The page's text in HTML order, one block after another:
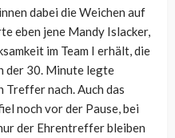
dabei die Weichen auf
eben jene Mandy Islacker,
im Team I erhält, die
der 30. Minute legte
Treffer nach. Auch das
noch vor der Pause, bei
der Ehrentreffer bleiben